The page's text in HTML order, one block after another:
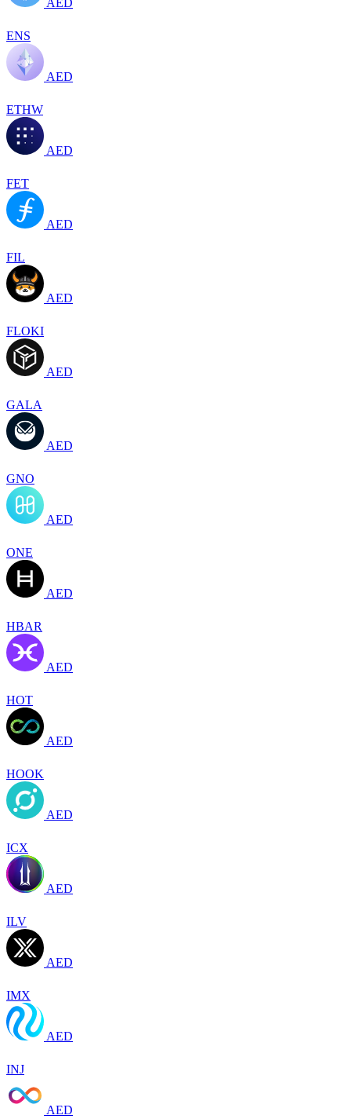
ENS
AED
ETHW
AED
FET
AED
FIL
AED
FLOKI
AED
GALA
AED
GNO
AED
ONE
AED
HBAR
AED
HOT
AED
HOOK
AED
ICX
AED
ILV
AED
IMX
AED
INJ
AED